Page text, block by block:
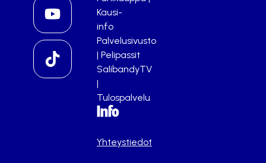
Kausi-
info
Palvelusivusto
| Pelipassit
SalibandyTV
|
Tulospalvelu
Info
Yhteystiedot